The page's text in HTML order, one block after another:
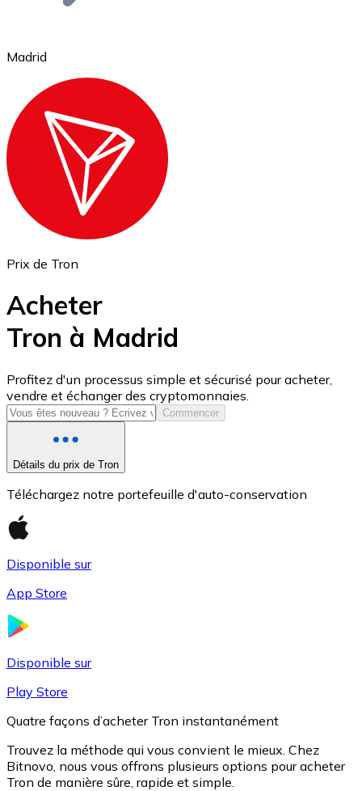
Ethereum
ETH
USD Coin
USDC
Madrid
Prix de Tron
Acheter
Tron à Madrid
Profitez d'un processus simple et sécurisé pour acheter,
vendre et échanger des cryptomonnaies.
Commencer
Détails du prix de Tron
Téléchargez notre portefeuille d'auto-conservation
Disponible sur
App Store
Disponible sur
Play Store
Quatre façons d’acheter Tron instantanément
Trouvez la méthode qui vous convient le mieux. Chez
Bitnovo, nous vous offrons plusieurs options pour acheter
Tron de manière sûre, rapide et simple.